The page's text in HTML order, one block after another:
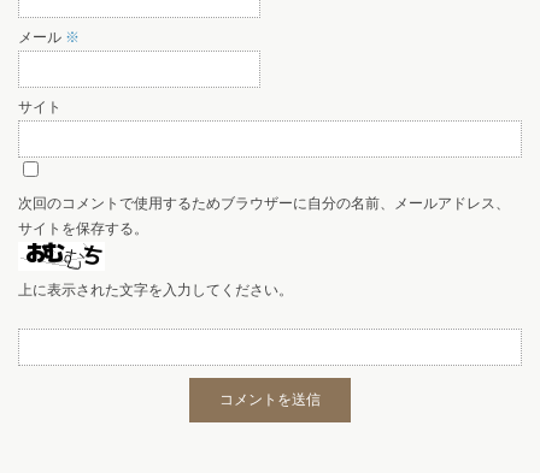
メール ※
サイト
次回のコメントで使用するためブラウザーに自分の名前、メールアドレス、
サイトを保存する。
上に表示された文字を入力してください。